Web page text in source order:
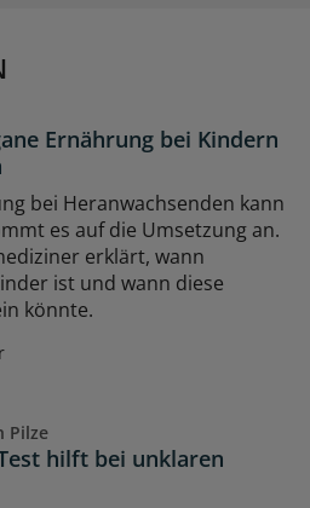
Ernährung bei Kindern
bei Heranwachsenden kann
es auf die Umsetzung an.
erklärt, wann
ist und wann diese
könnte.
Pilze
hilft bei unklaren